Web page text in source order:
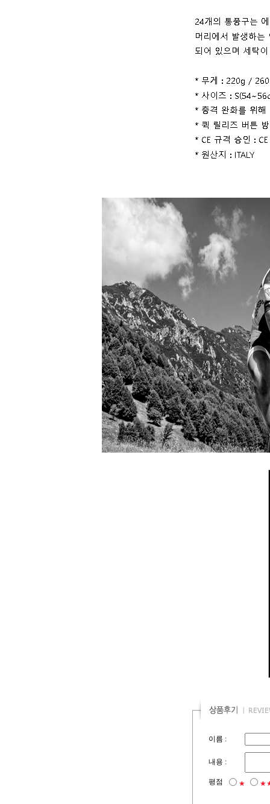
이름 :
내용 :
평점 ★